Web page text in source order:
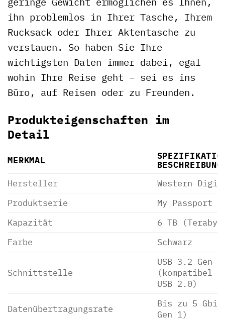
ihn problemlos in Ihrer Tasche, Ihrem
Rucksack oder Ihrer Aktentasche zu
verstauen. So haben Sie Ihre
wichtigsten Daten immer dabei, egal
wohin Ihre Reise geht – sei es ins
Büro, auf Reisen oder zu Freunden.
Produkteigenschaften im
Detail
MERKMAL
BESCHREIBUNG
Hersteller
Western
Produktserie
My Passport
Kapazität
6 TB
Farbe
Schwarz
Schnittstelle
USB 3.2 Gen 1
(kompatibel
USB 2.0)
Datenübertragungsrate
Bis zu 5
Gen 1)